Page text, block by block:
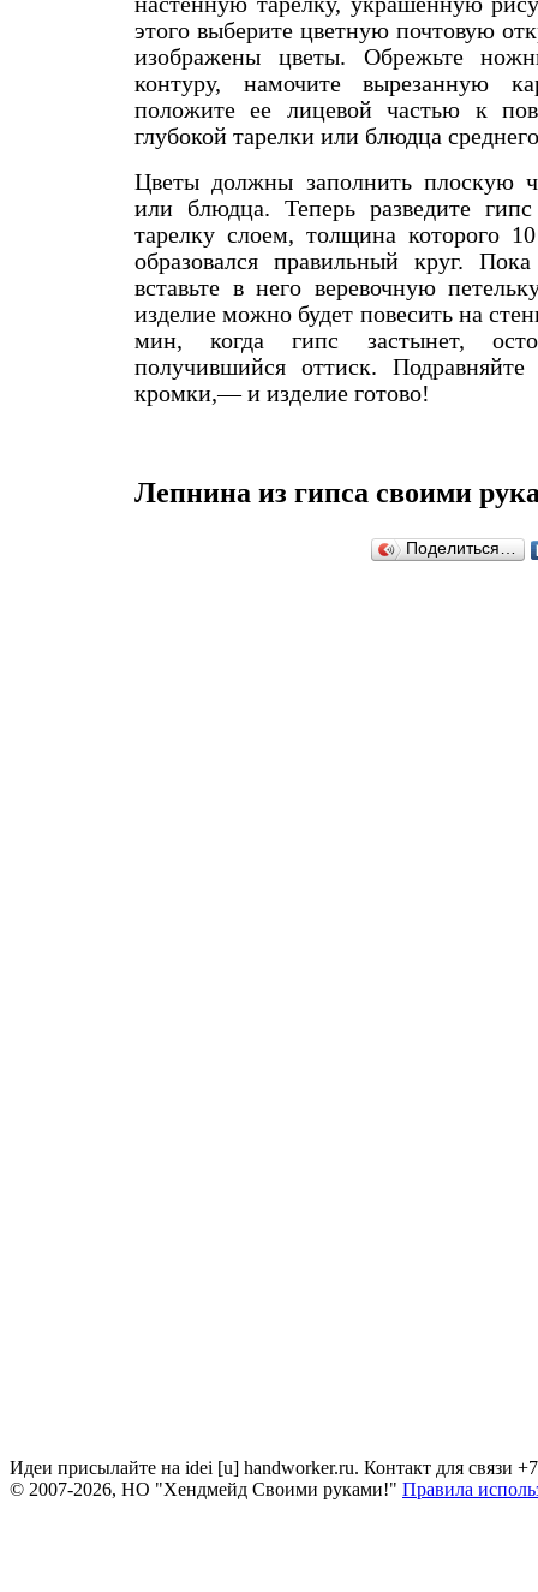
этого выберите цветную почтовую
изображены цветы. Обрежьте
контуру, намочите вырезанную
положите ее лицевой частью к
глубокой тарелки или блюдца
Цветы должны заполнить плоскую
или блюдца. Теперь разведите
тарелку слоем, толщина которого
образовался правильный круг.
вставьте в него веревочную
изделие можно будет повесить на
мин, когда гипс застынет,
получившийся оттиск.
кромки,— и изделие готово!
Лепнина из гипса своими
Поделиться…
Идеи присылайте на idei [u] handworker.ru. Контакт для связи
© 2007-2026, НО "Хендмейд Своими руками!" Правила